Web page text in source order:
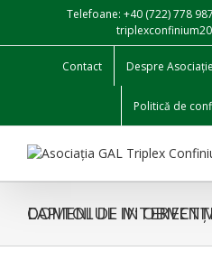
content
Telefoane: +40 (722) 778
Contact Despre Asociație
Politică de
CAPITOLUL IV: OBIECTIVE, PRIORITĂȚI ȘI DOMENI DE